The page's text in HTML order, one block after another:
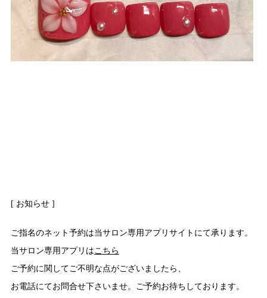
[ お知らせ ]
ご指名のネット予約は当サロン専用アプリサイトにて承ります。
当サロン専用アプリはこちら
ご予約に関してご不明な点がございましたら、
お電話にてお問合せ下さいませ。ご予約お待ちしております。